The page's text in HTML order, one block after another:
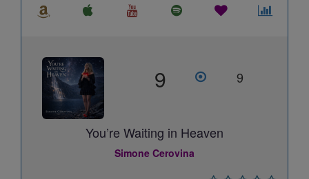
9 9
You’re Waiting in Heaven
Simone Cerovina